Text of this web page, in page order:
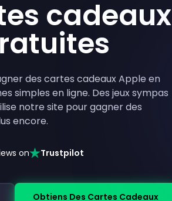
cadeaux
des cartes cadeaux Apple en
simples en ligne. Des jeux sympas
notre site pour gagner des
encore.
on Trustpilot
Obtiens Des Cartes Cadeaux